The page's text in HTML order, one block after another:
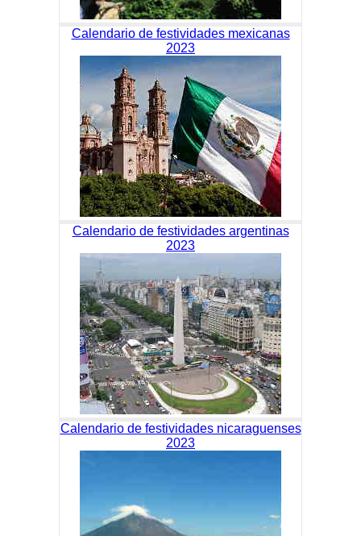
Calendario de festividades mexicanas
2023
Calendario de festividades argentinas
2023
Calendario de festividades nicaraguenses
2023